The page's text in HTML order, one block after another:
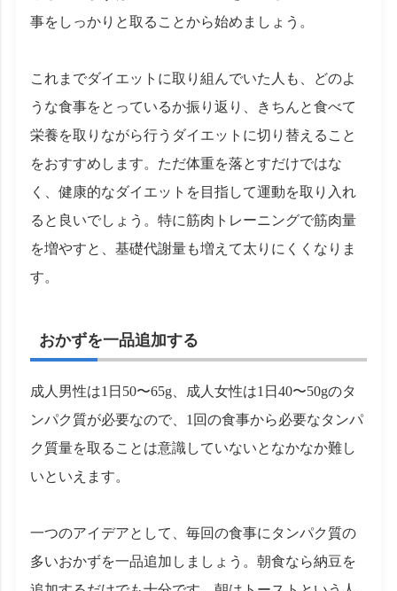
事をしっかりと取ることから始めましょう。
これまでダイエットに取り組んでいた人も、どのよ
うな食事をとっているか振り返り、きちんと食べて
栄養を取りながら行うダイエットに切り替えること
をおすすめします。ただ体重を落とすだけではな
く、健康的なダイエットを目指して運動を取り入れ
ると良いでしょう。特に筋肉トレーニングで筋肉量
を増やすと、基礎代謝量も増えて太りにくくなりま
す。
おかずを一品追加する
成人男性は1日50〜65g、成人女性は1日40〜50gのタ
ンパク質が必要なので、1回の食事から必要なタンパ
ク質量を取ることは意識していないとなかなか難し
いといえます。
一つのアイデアとして、毎回の食事にタンパク質の
多いおかずを一品追加しましょう。朝食なら納豆を